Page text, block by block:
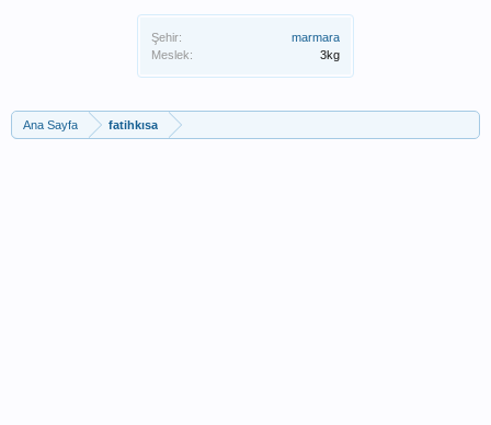
Şehir:
marmara
Meslek:
3kg
Ana Sayfa fatihkısa